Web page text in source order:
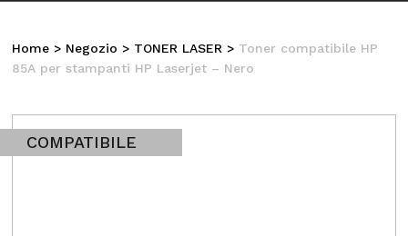
Home > Negozio > TONER LASER > Toner compatibile HP
85A per stampanti HP Laserjet – Nero
COMPATIBILE